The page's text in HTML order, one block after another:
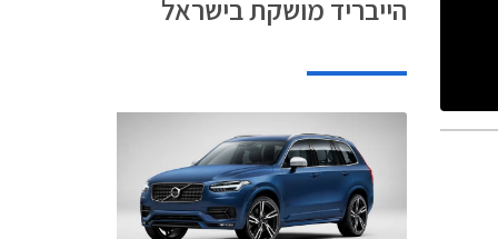
הייבריד מושקת בישראל